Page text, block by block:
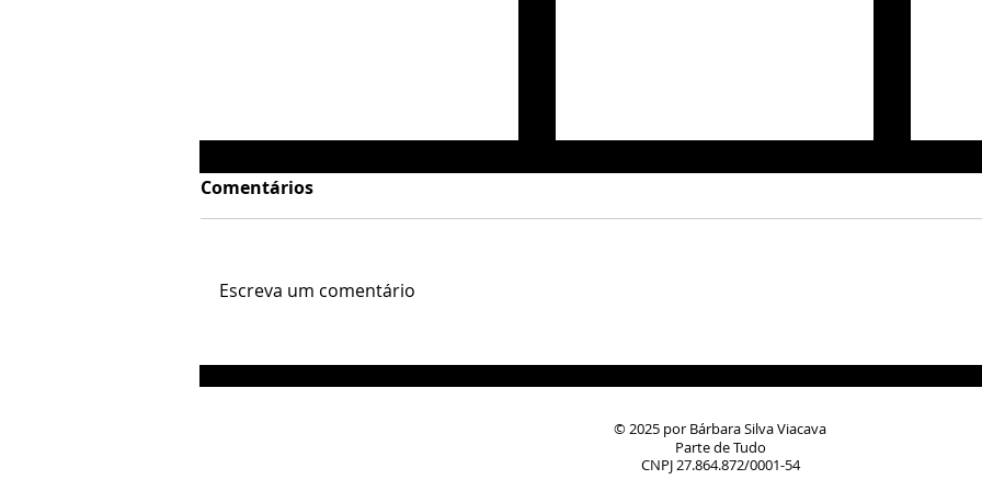
Imperceptível
Comentários
Escreva um comentário
© 2025 por Bárbara Silva Viacava
Parte de Tudo
CNPJ 27.864.872/0001-54